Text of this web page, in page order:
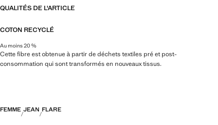
QUALITÉS DE L'ARTICLE
COTON RECYCLÉ
Au moins 20 %
Cette fibre est obtenue à partir de déchets textiles pré et post-
consommation qui sont transformés en nouveaux tissus.
FEMME JEAN FLARE